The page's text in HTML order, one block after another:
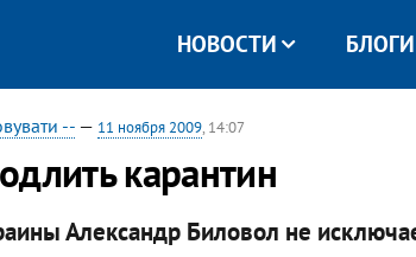
НОВОСТИ БЛОГИ
--— 11 ноября 2009, 14:07
карантин
Александр Биловол не